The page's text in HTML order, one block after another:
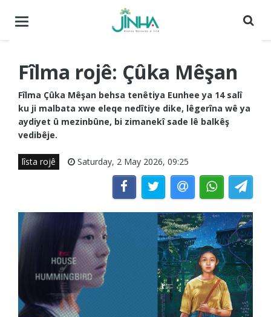
Menuyê
Fîlma rojê: Çûka Mêşan
Fîlma Çûka Mêşan behsa tenêtiya Eunhee ya 14 salî
ku ji malbata xwe eleqe nedîtiye dike, lêgerîna wê ya
aydiyet û mezinbûne, bi zimanekî sade lê balkêş
vedibêje.
lîsta rojê Saturday, 2 May 2026, 09:25